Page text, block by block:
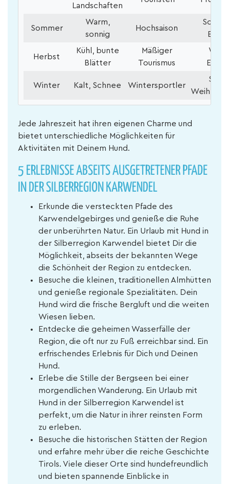
Landschaften
Sommer
Warm,
sonnig
Hochsaison
Herbst
Kühl, bunte
Blätter
Mäßiger
Tourismus
Winter Kalt, Schnee Wintersportler
Jede Jahreszeit hat ihren eigenen Charme und
bietet unterschiedliche Möglichkeiten für
Aktivitäten mit Deinem Hund.
5 ERLEBNISSE ABSEITS AUSGETRETENER PFADE
IN DER SILBERREGION KARWENDEL
Erkunde die versteckten Pfade des
Karwendelgebirges und genieße die Ruhe
der unberührten Natur. Ein Urlaub mit Hund in
der Silberregion Karwendel bietet Dir die
Möglichkeit, abseits der bekannten Wege
die Schönheit der Region zu entdecken.
Besuche die kleinen, traditionellen Almhütten
und genieße regionale Spezialitäten. Dein
Hund wird die frische Bergluft und die weiten
Wiesen lieben.
Entdecke die geheimen Wasserfälle der
Region, die oft nur zu Fuß erreichbar sind. Ein
erfrischendes Erlebnis für Dich und Deinen
Hund.
Erlebe die Stille der Bergseen bei einer
morgendlichen Wanderung. Ein Urlaub mit
Hund in der Silberregion Karwendel ist
perfekt, um die Natur in ihrer reinsten Form
zu erleben.
Besuche die historischen Stätten der Region
und erfahre mehr über die reiche Geschichte
Tirols. Viele dieser Orte sind hundefreundlich
und bieten spannende Einblicke in